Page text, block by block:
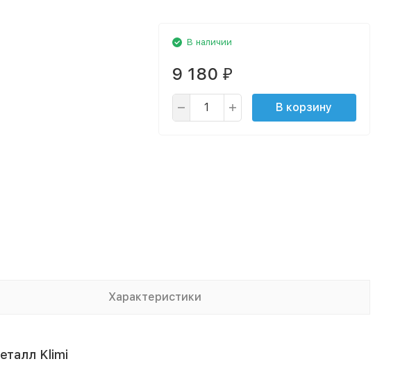
В наличии
9 180 ₽
В корзину
Характеристики
Klimi